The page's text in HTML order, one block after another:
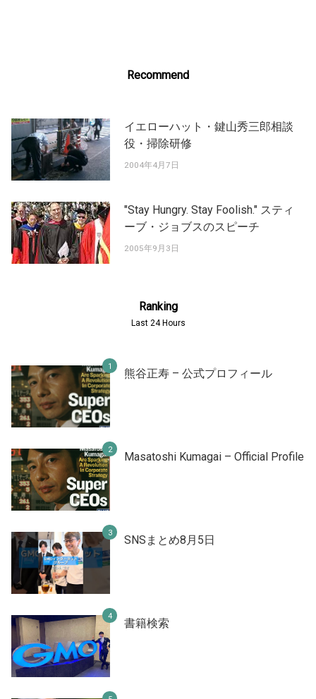
Recommend
イエローハット・鍵山秀三郎相談
役・掃除研修
2004年4月7日
"Stay Hungry. Stay Foolish." スティ
ーブ・ジョブスのスピーチ
2005年9月3日
Ranking
Last 24 Hours
熊谷正寿 – 公式プロフィール
Masatoshi Kumagai – Official Profile
SNSまとめ8月5日
書籍検索